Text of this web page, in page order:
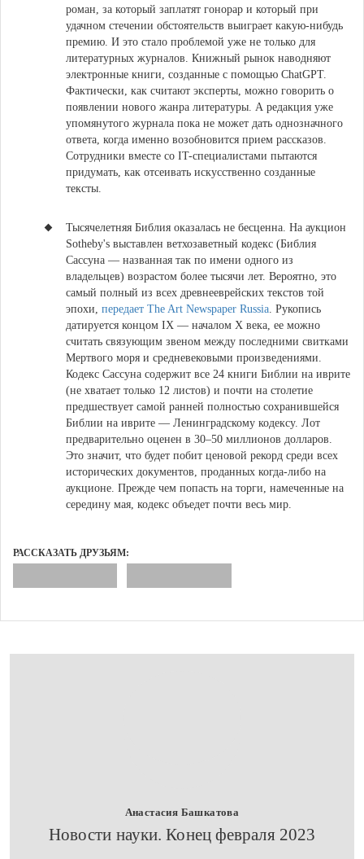
роман, за который заплатят гонорар и который при
удачном стечении обстоятельств выиграет какую-нибудь
премию. И это стало проблемой уже не только для
литературных журналов. Книжный рынок наводняют
электронные книги, созданные с помощью ChatGPT.
Фактически, как считают эксперты, можно говорить о
появлении нового жанра литературы. А редакция уже
упомянутого журнала пока не может дать однозначного
ответа, когда именно возобновится прием рассказов.
Сотрудники вместе со IT-специалистами пытаются
придумать, как отсеивать искусственно созданные
тексты.
Тысячелетняя Библия оказалась не бесценна. На аукцион
Sotheby's выставлен ветхозаветный кодекс (Библия
Сассуна — названная так по имени одного из
владельцев) возрастом более тысячи лет. Вероятно, это
самый полный из всех древнееврейских текстов той
эпохи, передает The Art Newspaper Russia. Рукопись
датируется концом IX — началом X века, ее можно
считать связующим звеном между последними свитками
Мертвого моря и средневековыми произведениями.
Кодекс Сассуна содержит все 24 книги Библии на иврите
(не хватает только 12 листов) и почти на столетие
предшествует самой ранней полностью сохранившейся
Библии на иврите — Ленинградскому кодексу. Лот
предварительно оценен в 30–50 миллионов долларов.
Это значит, что будет побит ценовой рекорд среди всех
исторических документов, проданных когда-либо на
аукционе. Прежде чем попасть на торги, намеченные на
середину мая, кодекс объедет почти весь мир.
РАССКАЗАТЬ ДРУЗЬЯМ:
Анастасия Башкатова
​Новости науки. Конец февраля 2023